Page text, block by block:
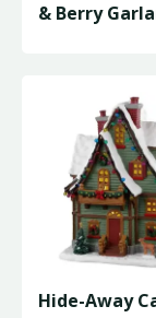
& Berry
Hide-Away